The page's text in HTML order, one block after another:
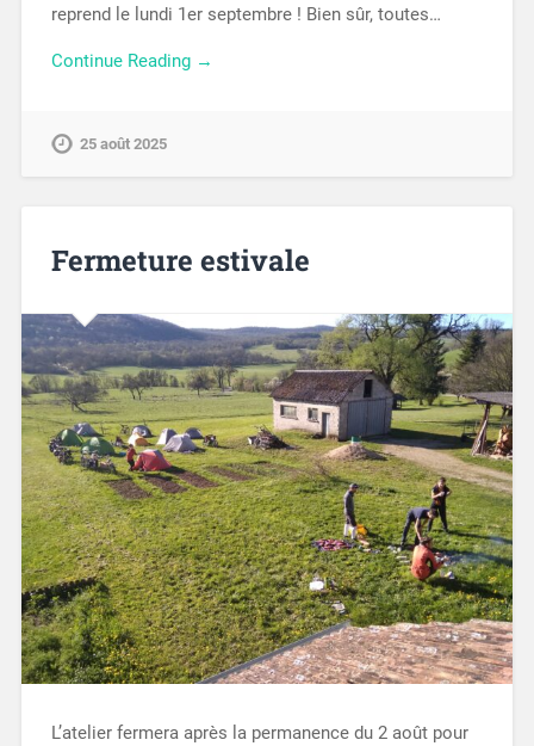
reprend le lundi 1er septembre ! Bien sûr, toutes…
Continue Reading →
25 août 2025
Fermeture estivale
L’atelier fermera après la permanence du 2 août pour